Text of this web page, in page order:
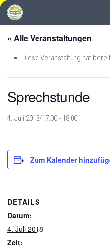
Zum Inhalt springen
« Alle Veranstaltungen
Diese Veranstaltung hat
Sprechstunde
4. Juli 2018/17:00- 18:00
Zum Kalender
DETAILS
Datum:
4. Juli 2018
Zeit: